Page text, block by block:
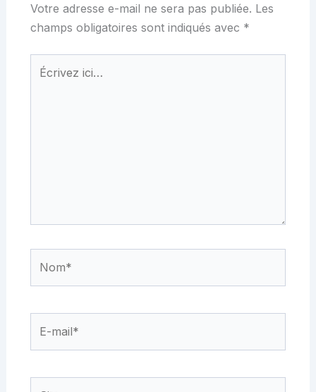
Votre adresse e-mail ne sera pas publiée. Les
champs obligatoires sont indiqués avec *
Écrivez
ici…
mail*